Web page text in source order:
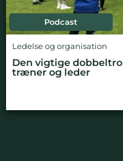
Podcast
Ledelse og organisation
Den vigtige
træner og leder